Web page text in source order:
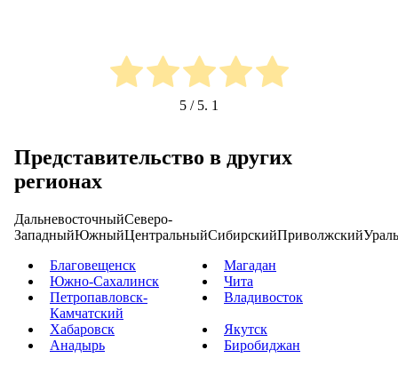
5 / 5. 1
Представительство в других
регионах
ДальневосточныйСеверо-
ЗападныйЮжныйЦентральныйСибирскийПриволжский
Благовещенск
Магадан
Южно-Сахалинск
Чита
Петропавловск-
Камчатский
Владивосток
Хабаровск
Якутск
Анадырь
Биробиджан